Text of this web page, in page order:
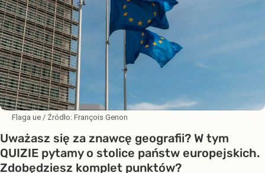
Flaga ue / Źródło: François Genon
Uważasz się za znawcę geografii? W tym
QUIZIE pytamy o stolice państw europejskich.
Zdobędziesz komplet punktów?